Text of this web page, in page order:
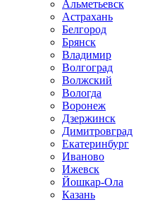
Альметьевск
Астрахань
Белгород
Брянск
Владимир
Волгоград
Волжский
Вологда
Воронеж
Дзержинск
Димитровград
Екатеринбург
Иваново
Ижевск
Йошкар-Ола
Казань